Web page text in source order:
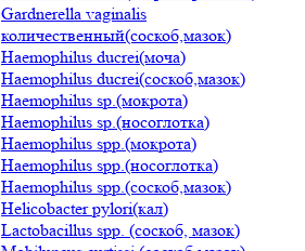
Gardnerella vaginalis
количественный(соскоб,мазок)
Haemophilus ducrei(моча)
Haemophilus ducrei(соскоб,мазок)
Haemophilus sp.(мокрота)
Haemophilus sp.(носоглотка)
Haemophilus spp.(мокрота)
Haemophilus spp.(носоглотка)
Haemophilus spp.(соскоб,мазок)
Helicobacter pylori(кал)
Lactobacillus spp. (соскоб, мазок)